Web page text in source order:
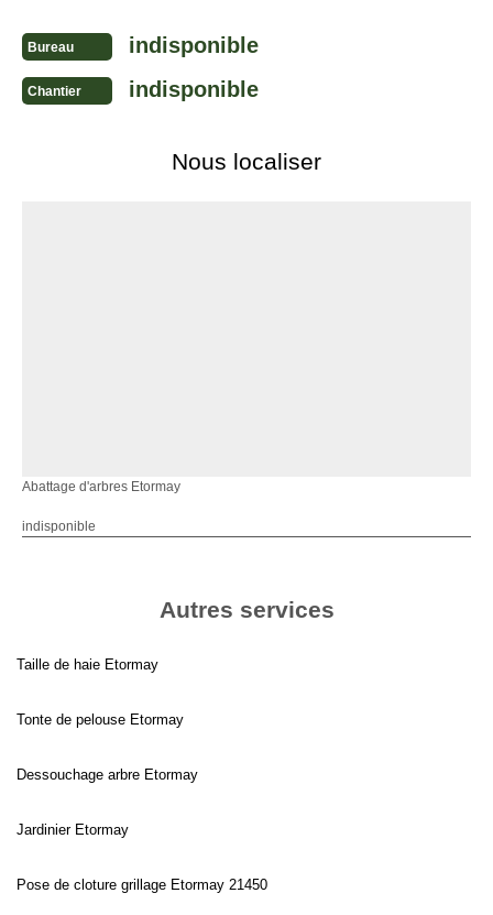
Bureau indisponible
Chantier indisponible
Nous localiser
Abattage d'arbres Etormay
indisponible
Autres services
Taille de haie Etormay
Tonte de pelouse Etormay
Dessouchage arbre Etormay
Jardinier Etormay
Pose de cloture grillage Etormay 21450